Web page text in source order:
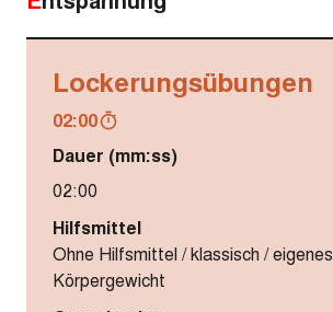
Lockerungsübungen
02:00
Dauer (mm:ss)
02:00
Hilfsmittel
Ohne Hilfsmittel / klassisch / eigenes
Körpergewicht